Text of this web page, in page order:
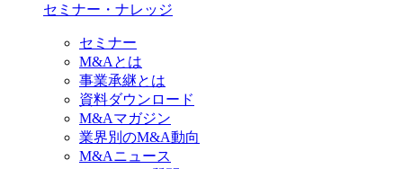
セミナー・ナレッジ
セミナー
M&Aとは
事業承継とは
資料ダウンロード
M&Aマガジン
業界別のM&A動向
M&Aニュース